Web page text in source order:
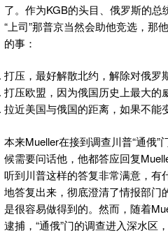
了。作为KGB的头目、俄罗斯的
“上司”那普京当然会助他竞选，那
的事：
打压，最好解散北约，解除对俄罗
打压欧盟，因为俄国历史上最大的
拉近美国与俄国的距离，如果不能
本来Mueller在接到调查川普“通俄
候需要问话他，他都答应回复
听到川普这样的答复非常满意，有
地答复出来，彻底澄清了情报部门
是很容易做得到的。然而，随着
逮捕，“通俄”门的调查进入深水区